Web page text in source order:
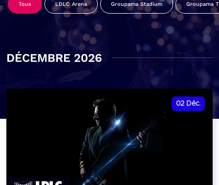
Tous LDLC Arena Groupama Stadium Groupama
DÉCEMBRE 2026
02 Déc.